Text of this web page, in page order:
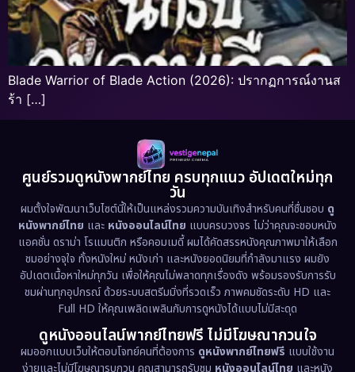
Blade Warrior of Blade Action (2026): ปรากฏการณ์งานส
ร้า […]
ศูนย์รวมดูหนังพากย์ไทย ครบทุกแนว อัปเดตใหม่ทุก
วัน
ผมตั้งใจพัฒนาเว็บไซต์นี้ให้เป็นแหล่งรวมความบันเทิงสำหรับคนที่ชื่นชอบ ดู
หนังพากย์ไทย และ หนังออนไลน์ไทย แบบครบวงจร ไม่ว่าคุณจะชอบหนัง
แอคชั่น ดราม่า โรแมนติก หรือคอมเมดี้ ผมได้คัดสรรหนังคุณภาพมาให้เลือก
ชมอย่างจุใจ ทั้งหนังใหม่ หนังเก่า และหนังยอดนิยมที่กำลังมาแรง ผมยัง
อัปเดตเนื้อหาใหม่ทุกวัน เพื่อให้คุณไม่พลาดทุกเรื่องดัง พร้อมรองรับการรับ
ชมผ่านทุกอุปกรณ์ ด้วยระบบสตรีมมิ่งที่รวดเร็ว ภาพคมชัดระดับ HD และ
Full HD ให้คุณเพลิดเพลินกับการดูหนังได้แบบไม่มีสะดุด
ดูหนังออนไลน์พากย์ไทยฟรี ไม่มีโฆษณากวนใจ
ผมออกแบบเว็บให้ตอบโจทย์คนที่ต้องการ ดูหนังพากย์ไทยฟรี แบบใช้งาน
ง่ายและไม่มีโฆษณารบกวน คุณสามารถรับชม หนังออนไลน์ไทย และหนัง